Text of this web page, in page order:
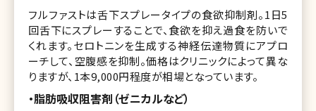
フルファストは舌下スプレータイプの食欲抑制剤。1日5
回舌下にスプレーすることで、食欲を抑え過食を防いで
くれます。セロトニンを生成する神経伝達物質にアプロ
ーチして、空腹感を抑制。価格はクリニックによって異な
りますが、1本9,000円程度が相場となっています。
・脂肪吸収阻害剤（ゼニカルなど）